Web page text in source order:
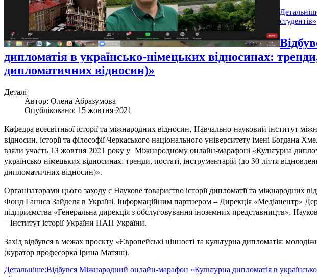
студентів»
дипломатія в українсько-німецьких відносинах:
дипломатичних відносин)»
Деталі
Автор: Олена Абразумова
Опубліковано: 15 жовтня 2021
Кафедра всесвітньої історії та міжнародних відносин, Навчально-науковий інститут
відносин, історії та філософії Черкаського національного університету імені Богдана
взяли участь 13 жовтня 2021 року у Міжнародному онлайн-марафоні «Культурна
українсько-німецьких відносинах: тренди, постаті, інструментарій (до 30-ліття
дипломатичних відносин)».
Організаторами цього заходу є Наукове товариство історії дипломатії та міжнародних
Фонд Ганнса Зайделя в Україні. Інформаційним партнером – Дирекція «Медіацентр»
підприємства «Генеральна дирекція з обслуговування іноземних представництв».
– Інститут історії України НАН України.
Захід відбувся в межах проєкту «Європейські цінності та культурна дипломатія:
(куратор професорка Ірина Матяш).
Детальніше:Відбувся Міжнародний онлайн-марафон «Культурна дипломатія в